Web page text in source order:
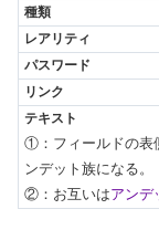
①：フィールドの表
ンデット族になる。
②：お互いはアンデ